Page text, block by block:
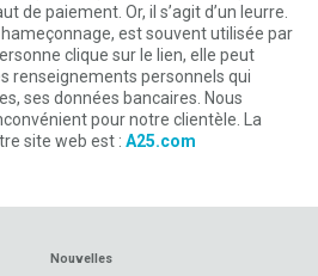
de paiement. Or, il s’agit d’un leurre.
est souvent utilisée par
clique sur le lien, elle peut
renseignements personnels qui
ses données bancaires. Nous
pour notre clientèle. La
site web est : A25.com
Nouvelles